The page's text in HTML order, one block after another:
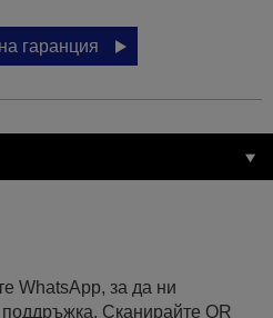
гаранция
WhatsApp, за да ни
Сканирайте QR